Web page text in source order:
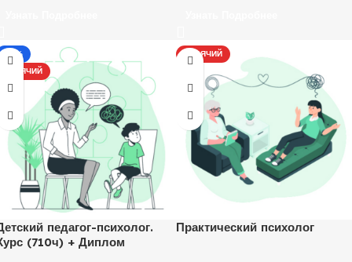
-13%
ГОРЯЧИЙ
педагог-психолог.
(710ч) + Диплом
ГОРЯЧИЙ
Практический психолог